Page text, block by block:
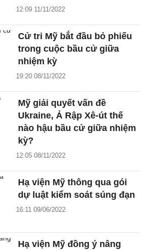
12:09 11/11/2022
Cử tri Mỹ bắt đầu bỏ phiếu
trong cuộc bầu cử giữa
nhiệm kỳ
19:20 08/11/2022
Mỹ giải quyết vấn đề
Ukraine, Ả Rập Xê-út thế
nào hậu bầu cử giữa nhiệm
kỳ?
12:05 08/11/2022
Hạ viện Mỹ thông qua gói
dự luật kiểm soát súng đạn
16:11 09/06/2022
Hạ viện Mỹ đồng ý nâng